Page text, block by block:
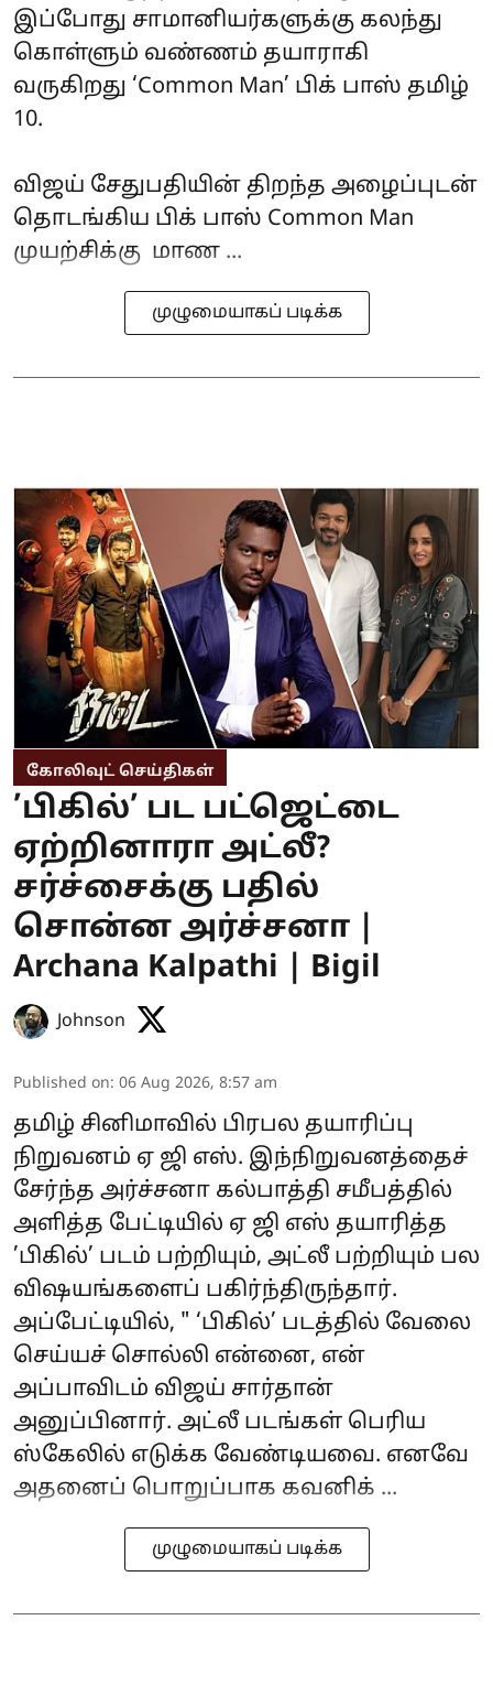
இப்போது சாமானியர்களுக்கு கலந்து
கொள்ளும் வண்ணம் தயாராகி
வருகிறது ‘Common Man’ பிக் பாஸ் தமிழ்
10.
விஜய் சேதுபதியின் திறந்த அழைப்புடன்
தொடங்கிய பிக் பாஸ் Common Man
முயற்சிக்கு மாண ...
முழுமையாகப் படிக்க
கோலிவுட் செய்திகள்
’பிகில்’ பட பட்ஜெட்டை
ஏற்றினாரா அட்லீ?
சர்ச்சைக்கு பதில்
சொன்ன அர்ச்சனா |
Archana Kalpathi | Bigil
Johnson
Published on: 06 Aug 2026, 8:57 am
தமிழ் சினிமாவில் பிரபல தயாரிப்பு
நிறுவனம் ஏ ஜி எஸ். இந்நிறுவனத்தைச்
சேர்ந்த அர்ச்சனா கல்பாத்தி சமீபத்தில்
அளித்த பேட்டியில் ஏ ஜி எஸ் தயாரித்த
’பிகில்’ படம் பற்றியும், அட்லீ பற்றியும் பல
விஷயங்களைப் பகிர்ந்திருந்தார்.
அப்பேட்டியில், " ‘பிகில்’ படத்தில் வேலை
செய்யச் சொல்லி என்னை, என்
அப்பாவிடம் விஜய் சார்தான்
அனுப்பினார். அட்லீ படங்கள் பெரிய
ஸ்கேலில் எடுக்க வேண்டியவை. எனவே
அதனைப் பொறுப்பாக கவனிக் ...
முழுமையாகப் படிக்க